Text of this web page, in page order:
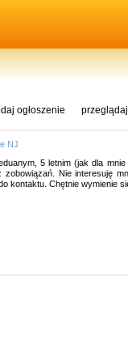
ogłoszenie
NJ
5 letnim (jak dla
zobowiązań. Nie interesuję
kontaktu. Chętnie wymienie